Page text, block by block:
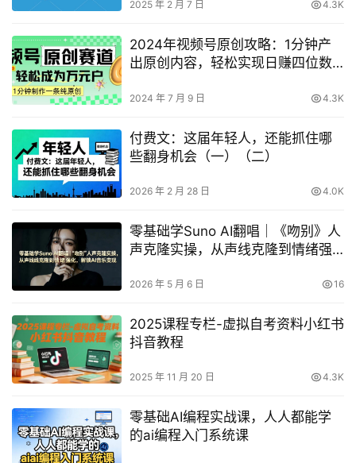
2025 年 2 月 7 日 4.3K
2024年视频号原创攻略：1分钟产
出原创内容，轻松实现日赚四位数
2024 年 7 月 9 日 4.3K
付费文：这届年轻人，还能抓住哪
些翻身机会（一）（二）
2026 年 2 月 28 日 4.0K
零基础学Suno AI翻唱｜《吻别》人
声克隆实操，从声线克隆到情绪强
2026 年 5 月 6 日 16
2025课程专栏-虚拟自考资料小红书
抖音教程
2025 年 11 月 20 日 4.3K
零基础AI编程实战课，人人都能学
的ai编程入门系统课